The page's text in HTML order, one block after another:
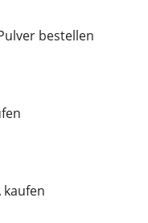
bestellen
kaufen